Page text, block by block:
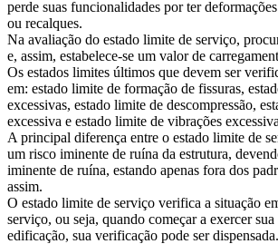
perde suas funcionalidades por ter
ou recalques.
Na avaliação do estado limite de serviço,
e, assim, estabelece-se um valor de
Os estados limites últimos que devem ser
em: estado limite de formação de fissuras,
excessivas, estado limite de descompressão,
excessiva e estado limite de vibrações
A principal diferença entre o estado limite de
um risco iminente de ruína da estrutura,
iminente de ruína, estando apenas fora dos
assim.
O estado limite de serviço verifica a situação
serviço, ou seja, quando começar a exercer
edificação, sua verificação pode ser dispensada.